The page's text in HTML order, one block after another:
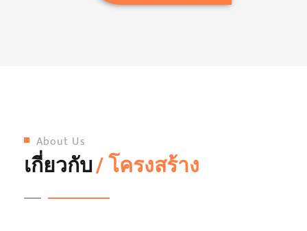
About Us
เกี่ยวกับ/ โครงสร้าง